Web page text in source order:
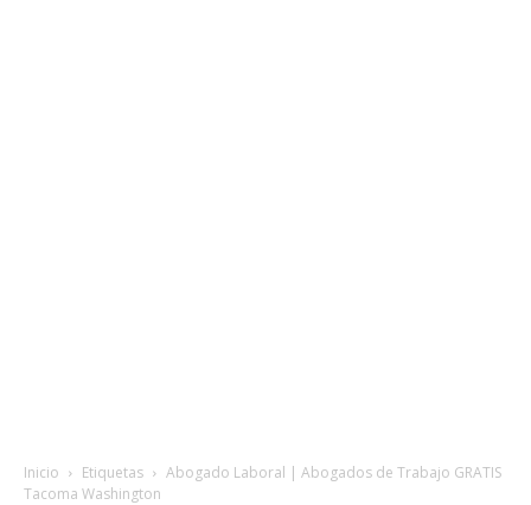
Inicio Etiquetas
Abogado Laboral | Abogados de Trabajo GRATIS
Tacoma Washington